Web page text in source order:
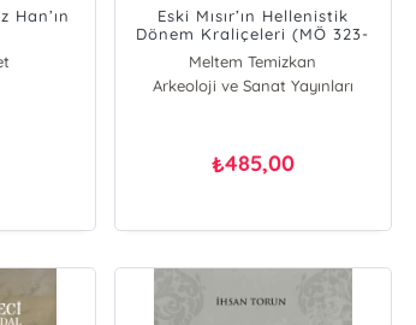
Han’ın
Eski Mısır’ın Hellenistik
Dönem Kraliçeleri (MÖ 323-
Meltem Temizkan
Arkeoloji ve Sanat Yayınları
₺485,00